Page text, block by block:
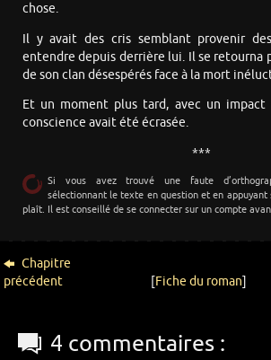
chose.
Il y avait des cris semblant provenir
entendre depuis derrière lui. Il se retourna
de son clan désespérés face à la mort
Et un moment plus tard, avec un impact
conscience avait été écrasée.
***
Si vous avez trouvé une faute
sélectionnant le texte en question et en appuyant
plaît. Il est conseillé de se connecter sur un compte
Chapitre
précédent
[Fiche du roman]
4 commentaires :